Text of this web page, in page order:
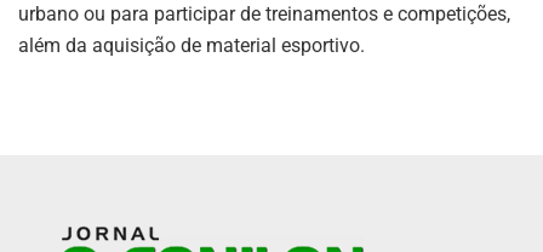
urbano ou para participar de treinamentos e competições,
além da aquisição de material esportivo.